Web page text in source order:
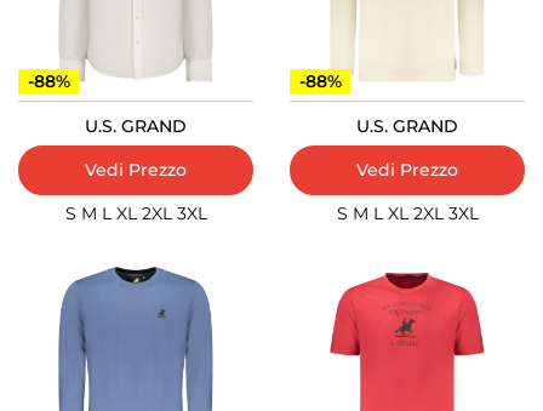
-88%
U.S. GRAND
Vedi Prezzo
S M L XL 2XL 3XL
-88%
U.S. GRAND
Vedi Prezzo
S M L XL 2XL 3XL